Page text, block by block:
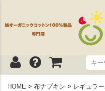
HOME 布ナプキン
レギュラ